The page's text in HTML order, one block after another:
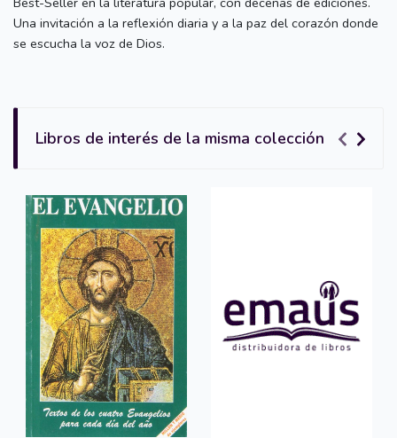
Una invitación a la reflexión diaria y a la paz del corazón donde
se escucha la voz de Dios.
Libros de interés de la misma colección